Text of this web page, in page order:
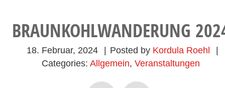
BRAUNKOHLWANDERUNG
18. Februar, 2024 Posted by Kordula Roehl
Categories: Allgemein, Veranstaltungen